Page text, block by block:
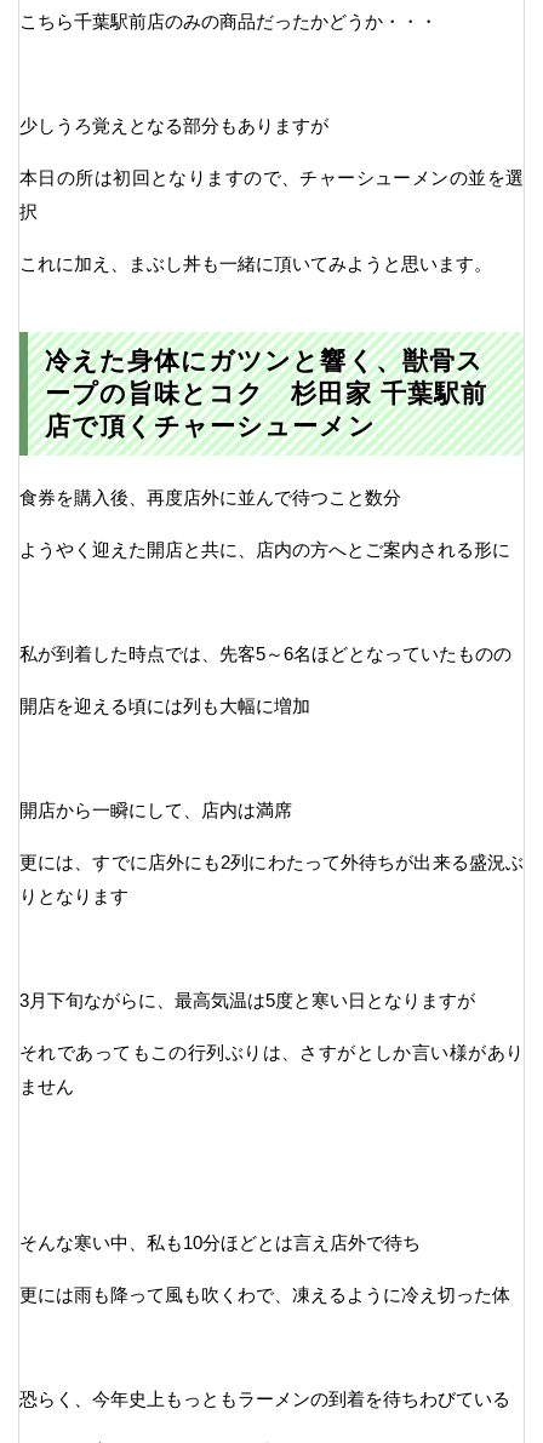
こちら千葉駅前店のみの商品だったかどうか・・・
少しうろ覚えとなる部分もありますが
本日の所は初回となりますので、チャーシューメンの並を選
択
これに加え、まぶし丼も一緒に頂いてみようと思います。
冷えた身体にガツンと響く、獣骨ス
ープの旨味とコク 杉田家 千葉駅前
店で頂くチャーシューメン
食券を購入後、再度店外に並んで待つこと数分
ようやく迎えた開店と共に、店内の方へとご案内される形に
私が到着した時点では、先客5～6名ほどとなっていたものの
開店を迎える頃には列も大幅に増加
開店から一瞬にして、店内は満席
更には、すでに店外にも2列にわたって外待ちが出来る盛況ぶ
りとなります
3月下旬ながらに、最高気温は5度と寒い日となりますが
それであってもこの行列ぶりは、さすがとしか言い様があり
ません
そんな寒い中、私も10分ほどとは言え店外で待ち
更には雨も降って風も吹くわで、凍えるように冷え切った体
恐らく、今年史上もっともラーメンの到着を待ちわびている